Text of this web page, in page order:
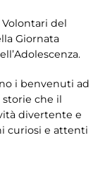
del
Giornata
i benvenuti ad
storie che il
divertente e
curiosi e attenti